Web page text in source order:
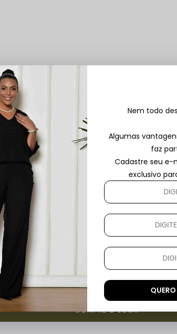
selecione seu tamanho e adicione
Plus Size Branca Kamila
R$ 99,90
sem juros
Nem todo
Algumas
faz
Cadastre seu e-
exclusivo